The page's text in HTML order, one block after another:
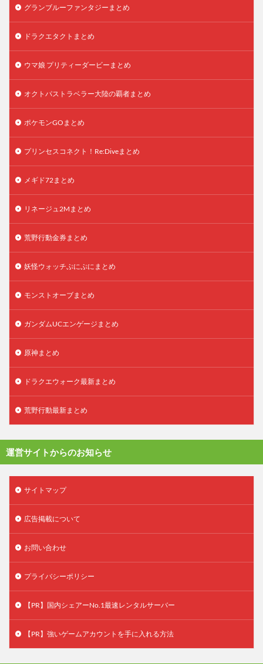
グランブルーファンタジーまとめ
ドラクエタクトまとめ
ウマ娘 プリティーダービーまとめ
オクトパストラベラー大陸の覇者まとめ
ポケモンGOまとめ
プリンセスコネクト！Re:Diveまとめ
メギド72まとめ
リネージュ2Mまとめ
荒野行動金券まとめ
妖怪ウォッチぷにぷにまとめ
モンストオーブまとめ
ガンダムUCエンゲージまとめ
原神まとめ
ドラクエウォーク最新まとめ
荒野行動最新まとめ
運営サイトからのお知らせ
サイトマップ
広告掲載について
お問い合わせ
プライバシーポリシー
【PR】国内シェアーNo.1最速レンタルサーバー
【PR】強いゲームアカウントを手に入れる方法